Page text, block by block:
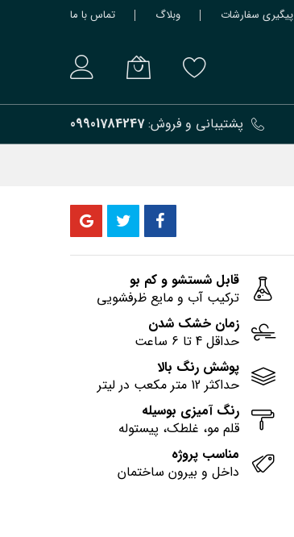
پیگیری سفارشات وبلاگ تماس با ما
پشتیبانی و فروش:09901784247
قابل شستشو و کم بو
ترکیب آب و مایع ظرفشویی
زمان خشک شدن
حداقل 4 تا 6 ساعت
پوشش رنگ بالا
حداکثر 12 متر مکعب در لیتر
رنگ آمیزی بوسیله
قلم مو، غلطک، پیستوله
مناسب پروژه
داخل و بیرون ساختمان